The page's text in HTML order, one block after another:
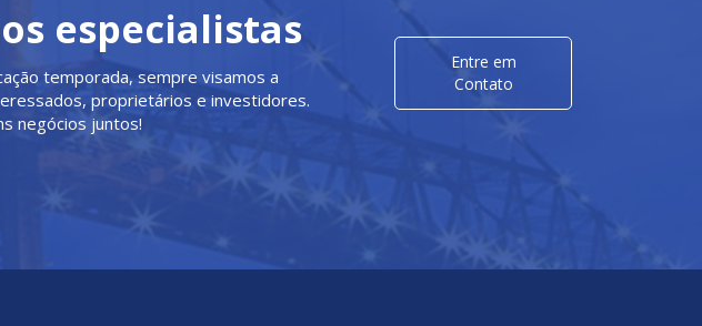
especialistas
temporada, sempre visamos a
proprietários e investidores.
negócios juntos!
Entre em
Contato